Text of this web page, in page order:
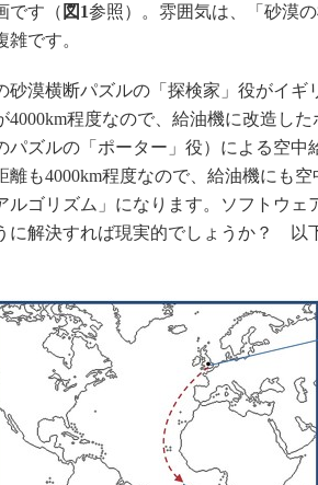
です（ 図1参照）。雰囲気は、「砂漠
です。
漠横断パズルの「探検家」役がイギ
4000km程度なので、給油機に改造し
パズルの「ポーター」役）による空中
離も4000km程度なので、給油機にも
ルゴリズム」になります。ソフトウェ
に解決すれば現実的でしょうか？ 以